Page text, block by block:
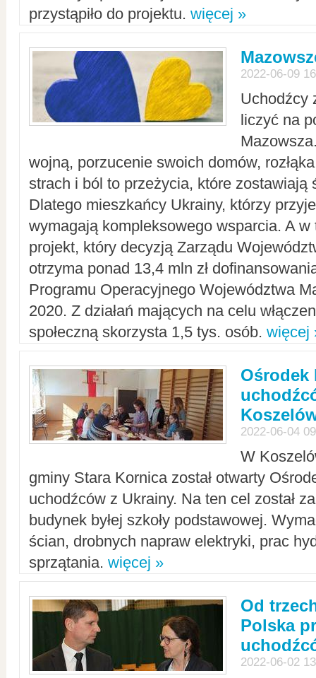
przystąpiło do projektu. więcej »
2022-06-09
Uchodźcy
liczyć na
wojną, porzucenie swoich domów,
strach i ból to przeżycia, które zostawiają
Dlatego mieszkańcy Ukrainy, którzy
wymagają kompleksowego wsparcia. A w
projekt, który decyzją Zarządu
otrzyma ponad 13,4 mln zł
Programu Operacyjnego Województwa
2020. Z działań mających na celu
społeczną skorzysta 1,5 tys. osób. więcej
Ośrodek
2022-06-04
W
gminy Stara Kornica został otwarty
uchodźców z Ukrainy. Na ten cel został
budynek byłej szkoły podstawowej.
ścian, drobnych napraw elektryki, prac
sprzątania. więcej »
Od
Polska
2022-06-02